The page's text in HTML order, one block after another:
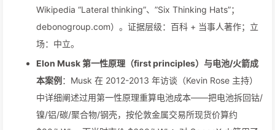
Wikipedia “Lateral thinking”、”Six Thinking Hats”；
debonogroup.com）。证据层级：百科 + 当事人著作；立
场：中立。
Elon Musk 第一性原理（first principles）与电池/火箭成
本案例 ：Musk 在 2012-2013 年访谈（Kevin Rose 主持）
中详细阐述过用第一性原理重算电池成本——把电池拆回钴/
镍/铝/碳/聚合物/钢壳，按伦敦金属交易所现货价算约